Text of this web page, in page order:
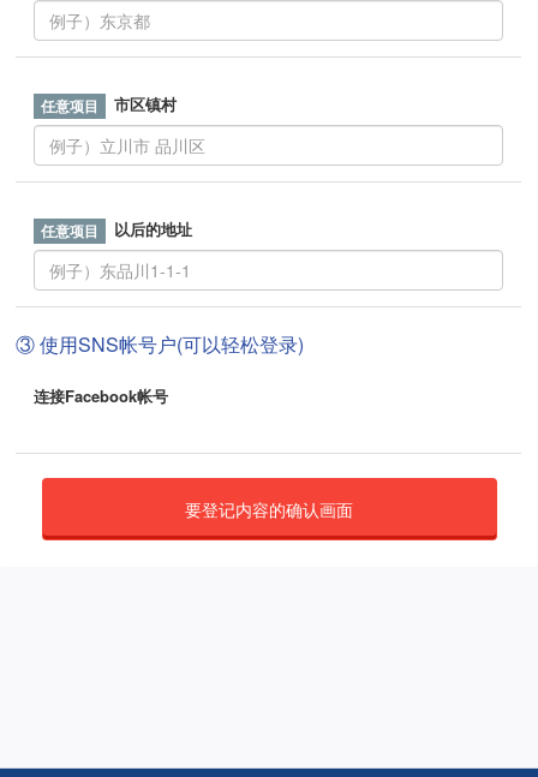
市区镇村
以后的地址
③ 使用SNS帐号户(可以轻松登录)
连接Facebook帐号